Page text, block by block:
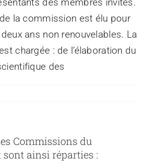
la commission est élu pour
ans non renouvelables. La
chargée : de l’élaboration du
des
Commissions du
sont ainsi réparties :